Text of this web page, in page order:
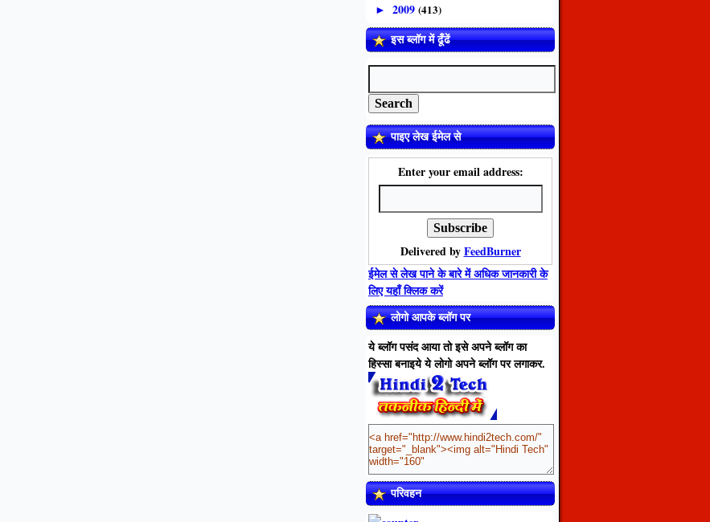
► 2009 (413)
इस ब्लॉग में ढूँढें
पाइए लेख ईमेल से
Enter your email address:
Delivered byFeedBurner
ईमेल से लेख पाने के बारे में अधिक जानकारी के
लिए यहाँ क्लिक करें
लोगो आपके ब्लॉग पर
ये ब्लॉग पसंद आया तो इसे अपने ब्लॉग का
हिस्सा बनाइये ये लोगो अपने ब्लॉग पर लगाकर.
परिवहन